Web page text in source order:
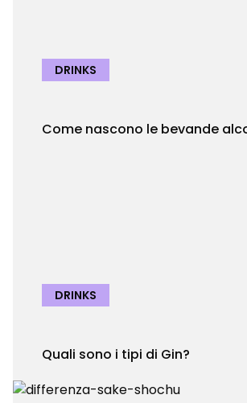
DRINKS
Come nascono le bevande
DRINKS
Quali sono i tipi di Gin?